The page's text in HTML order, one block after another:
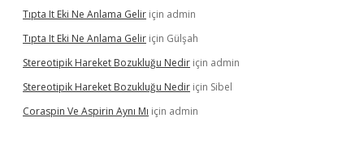
Tıpta It Eki Ne Anlama Gelir için admin
Tıpta It Eki Ne Anlama Gelir için Gülşah
Stereotipik Hareket Bozukluğu Nedir için admin
Stereotipik Hareket Bozukluğu Nedir için Sibel
Coraspin Ve Aspirin Aynı Mı için admin